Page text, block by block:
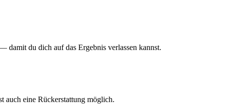
damit du dich auf das Ergebnis verlassen kannst.
auch eine Rückerstattung möglich.